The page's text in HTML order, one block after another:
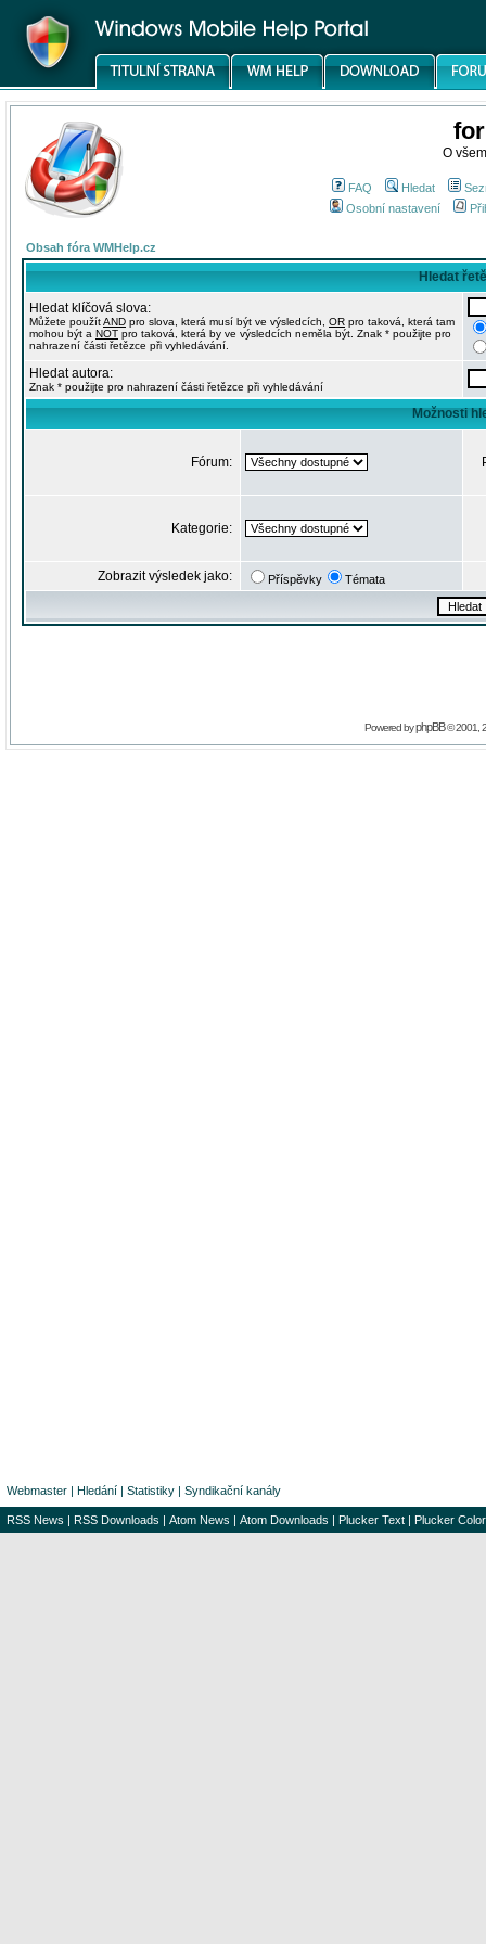
O
FAQ Hledat
Osobní nastavení
Obsah fóra WMHelp.cz
Hledat
Hledat klíčová slova:
Můžete použítAND pro slova, která musí být ve výsledcích, OR pro taková, která tam
mohou být a NOT pro taková, která by ve výsledcích neměla být. Znak * použijte pro
nahrazení části řetězce při vyhledávání.
Hledat autora:
Znak * použijte pro nahrazení části řetězce při vyhledávání
Možnosti
Fórum:
Kategorie:
Zobrazit výsledek jako: Příspěvky Témata
Powered byphpBB© 2001,
Webmaster | Hledání | Statistiky | Syndikační kanály
RSS News | RSS Downloads | Atom News | Atom Downloads | Plucker Text | Plucker Color